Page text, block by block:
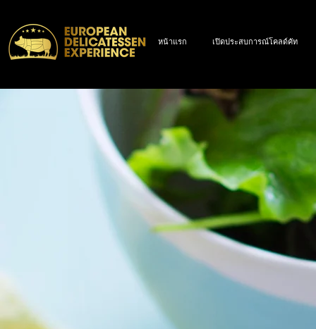
หน้าแรก เปิดประสบการณ์โคลด์คัท